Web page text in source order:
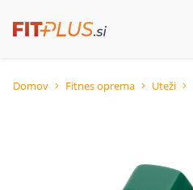
Domov Fitnes oprema Uteži